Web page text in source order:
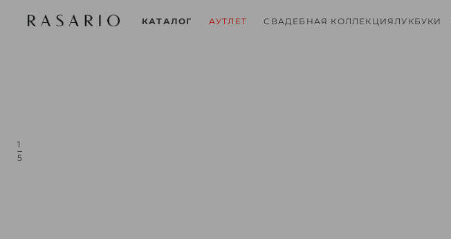
КАТАЛОГ АУТЛЕТ СВАДЕБНАЯ КОЛЛЕКЦИЯ ЛУКБУКИ
1
5